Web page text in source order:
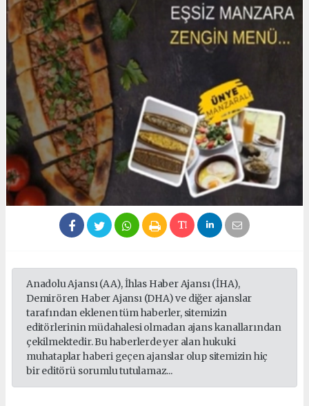
Anadolu Ajansı (AA), İhlas Haber Ajansı (İHA),
Demirören Haber Ajansı (DHA) ve diğer ajanslar
tarafından eklenen tüm haberler, sitemizin
editörlerinin müdahalesi olmadan ajans kanallarından
çekilmektedir. Bu haberlerde yer alan hukuki
muhataplar haberi geçen ajanslar olup sitemizin hiç
bir editörü sorumlu tutulamaz...